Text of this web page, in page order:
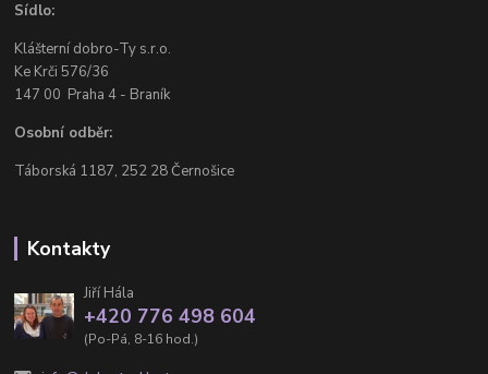
Sídlo:
Klášterní dobro-Ty s.r.o.
Ke Krči 576/36
147 00 Praha 4 - Braník
Osobní odběr:
Táborská 1187, 252 28 Černošice
Kontakty
Jiří Hála
+420 776 498 604
(Po-Pá, 8-16 hod.)